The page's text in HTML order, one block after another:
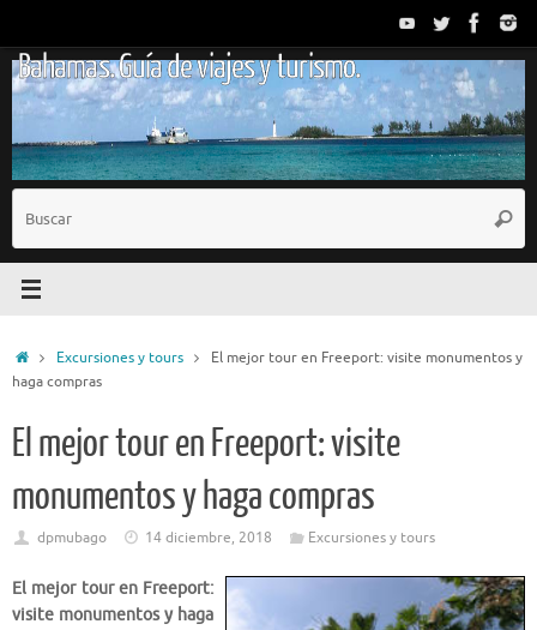
contenido
Bahamas. Guía de viajes y turismo.
InicioExcursiones y tours
El mejor tour en Freeport: visite monumentos y
haga compras
El mejor tour en Freeport: visite
monumentos y haga compras
dpmubago 14 diciembre, 2018 Excursiones y tours
El mejor tour en Freeport:
visite monumentos y haga